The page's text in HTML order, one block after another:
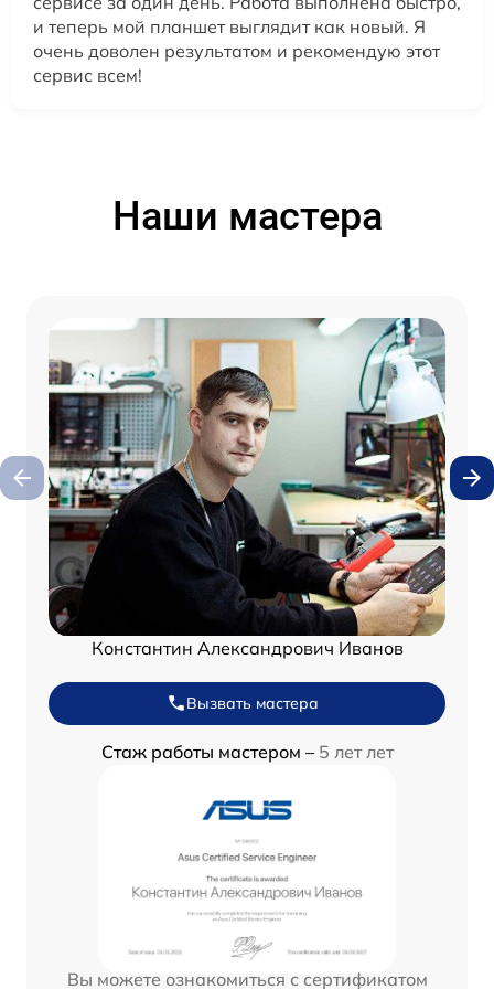
и теперь мой планшет выглядит как новый. Я
очень доволен результатом и рекомендую этот
сервис всем!
Наши мастера
Константин Александрович Иванов
Вызвать мастера
Стаж работы мастером – 5 лет лет
Вы можете ознакомиться с сертификатом